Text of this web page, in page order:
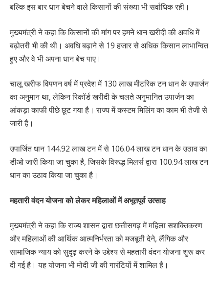
बल्कि इस बार धान बेचने वाले किसानों की संख्या भी सर्वाधिक रही।
मुख्यमंत्री ने कहा कि किसानों की मांग पर हमने धान खरीदी की अवधि में
बढ़ोतरी भी की थी। अवधि बढ़ाने से 19 हजार से अधिक किसान लाभान्वित
हुए और वे भी अपना धान बेच पाए।
चालू खरीफ विपणन वर्ष में प्रदेश में 130 लाख मीटरिक टन धान के उपार्जन
का अनुमान था, लेकिन रिकॉर्ड खरीदी के चलते अनुमानित उपार्जन का
आंकड़ा काफी पीछे छूट गया है। राज्य में कस्टम मिलिंग का काम भी तेजी से
जारी है।
उपार्जित धान 144.92 लाख टन में से 106.04 लाख टन धान के उठाव का
डीओ जारी किया जा चुका है, जिसके विरूद्ध मिलर्स द्वारा 100.94 लाख टन
धान का उठाव किया जा चुका है।
महतारी वंदन योजना को लेकर महिलाओं में अभूतपूर्व उत्साह
मुख्यमंत्री ने कहा कि राज्य शासन द्वारा छत्तीसगढ़ में महिला सशक्तिकरण
और महिलाओं की आर्थिक आत्मनिर्भरता को मजबूती देने, लैंगिक और
सामाजिक न्याय को सुदृढ़ करने के उद्देश्य से महतारी वंदन योजना शुरू कर
दी गई है। यह योजना भी मोदी जी की गारंटियों में शामिल है।